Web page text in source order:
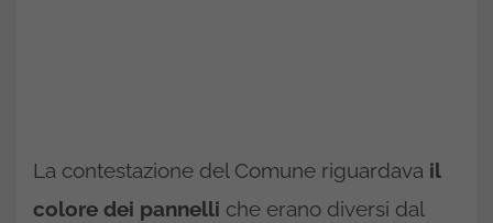
La contestazione del Comune riguardava il
colore dei pannelli che erano diversi dal